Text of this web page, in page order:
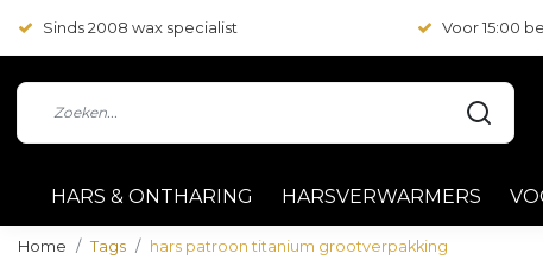
Sinds 2008 wax specialist Voor 15:00
HARS & ONTHARING HARSVERWARMERS
Home Tags hars patroon titanium grootverpakking